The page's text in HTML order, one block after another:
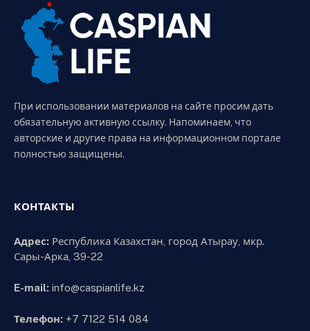
При использовании материалов на сайте просим дать
обязательную активную ссылку. Напоминаем, что
авторские и другие права на информационном портале
полностью защищены.
КОНТАКТЫ
Адрес: Республика Казахстан, город Атырау, мкр.
Сары-Арка, 39-22
E-mail: info@caspianlife.kz
Телефон: +7 7122 514 084